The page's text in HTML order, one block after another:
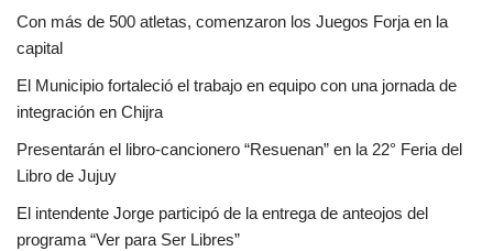
Con más de 500 atletas, comenzaron los Juegos Forja en la
capital
El Municipio fortaleció el trabajo en equipo con una jornada de
integración en Chijra
Presentarán el libro-cancionero “Resuenan” en la 22° Feria del
Libro de Jujuy
El intendente Jorge participó de la entrega de anteojos del
programa “Ver para Ser Libres”